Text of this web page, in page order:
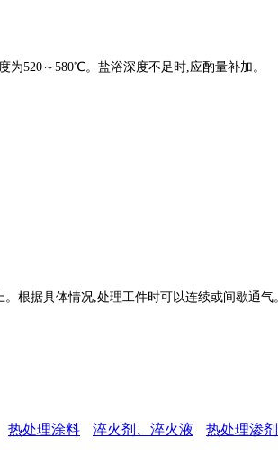
520～580℃。盐浴深度不足时,应酌量补加。
根据具体情况,处理工件时可以连续或间歇通气
热处理涂料 淬火剂、淬火液 热处理渗